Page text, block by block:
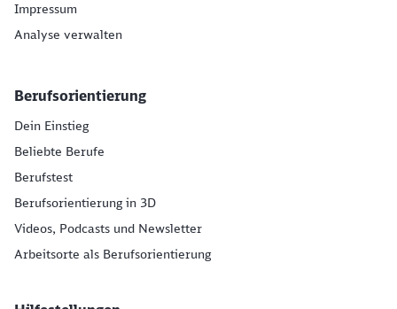
Impressum
Analyse verwalten
Berufsorientierung
Dein Einstieg
Beliebte Berufe
Berufstest
Berufsorientierung in 3D
Videos, Podcasts und Newsletter
Arbeitsorte als Berufsorientierung